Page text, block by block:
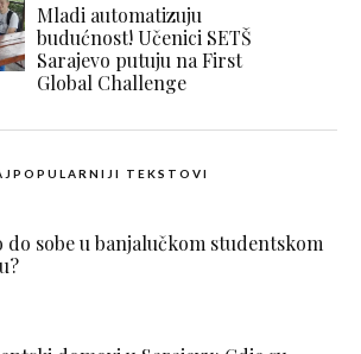
Mladi automatizuju
budućnost! Učenici SETŠ
Sarajevo putuju na First
Global Challenge
TEKSTOVI
do sobe u banjalučkom studentskom